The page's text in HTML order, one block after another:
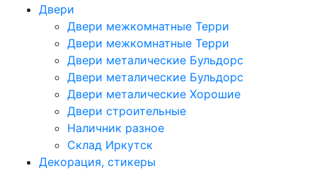
Двери
Двери межкомнатные Терри
Двери межкомнатные Терри
Двери металические Бульдорс
Двери металические Бульдорс
Двери металические Хорошие
Двери строительные
Наличник разное
Склад Иркутск
Декорация, стикеры